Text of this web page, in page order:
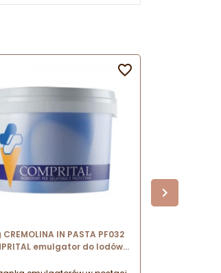
CREMOLINA IN PASTA PF032
emulgator do lodów i
